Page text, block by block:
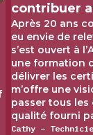
contribuer
Après 20 ans
eu envie de
s’est ouvert à
une formation
délivrer les
m’offre une
passer tous
qualité fourni
Cathy –